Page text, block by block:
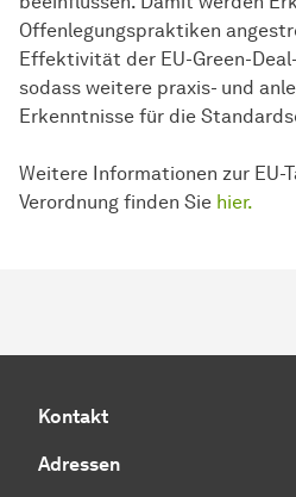
Offenlegungspraktiken
Effektivität der EU-Green-
sodass weitere praxis- und
Erkenntnisse für die
Weitere Informationen zur EU-
Verordnung finden Sie hier.
Kontakt
Adressen